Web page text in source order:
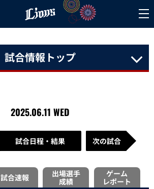
試合情報トップ
2025.06.11 WED
試合日程・結果 次の試合
試合速報
出場選手
成績
ゲーム
レポート